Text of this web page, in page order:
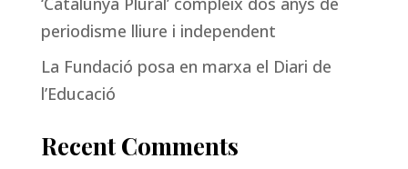
periodisme lliure i independent
La Fundació posa en marxa el Diari de
l’Educació
Recent Comments